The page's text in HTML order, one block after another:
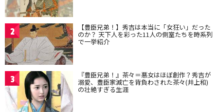
2 【豊臣兄弟！】秀吉は本当に「女狂い」だった
のか？ 天下人を彩った11人の側室たちを時系列
で一挙紹介
3 『豊臣兄弟！』茶々＝悪女はほぼ創作？秀吉が
溺愛、豊臣家滅亡を背負わされた茶々(井上和)
の壮絶すぎる生涯